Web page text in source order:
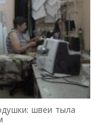
швеи тыла